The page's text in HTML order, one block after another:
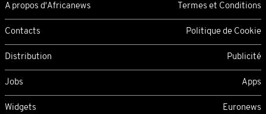
A propos d'Africanews Termes et Conditions
Contacts Politique de Cookie
Distribution Publicité
Jobs Apps
Widgets Euronews